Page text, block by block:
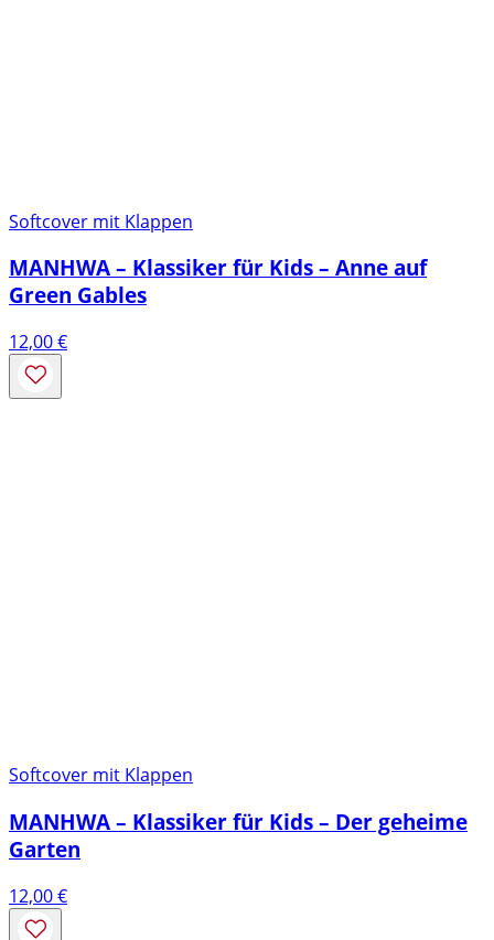
Softcover mit Klappen
MANHWA – Klassiker für Kids – Anne auf
Green Gables
12,00€
Softcover mit Klappen
MANHWA – Klassiker für Kids – Der geheime
Garten
12,00€